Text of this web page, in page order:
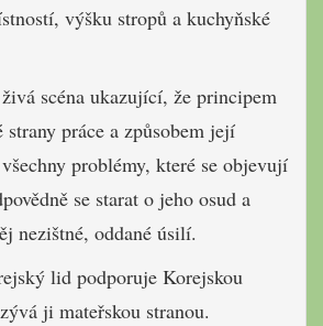
výšku stropů a kuchyňské
scéna ukazující, že principem
práce a způsobem její
problémy, které se objevují
se starat o jeho osud a
nezištné, oddané úsilí.
lid podporuje Korejskou
ji mateřskou stranou.